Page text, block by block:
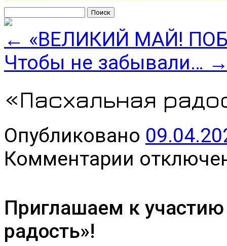
← «ВЕЛИКИЙ МАЙ!
Чтобы не забывали…
«Пасхальная
Опубликовано
Комментарии
записи
Приглашаем к
радость»!